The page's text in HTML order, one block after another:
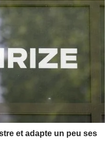
et adapte un peu ses